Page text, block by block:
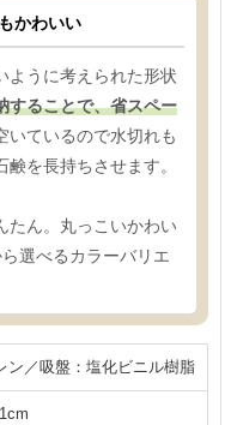
かわいい
ように考えられた形状
することで、省スペー
いているので水切れも
を長持ちさせます。
たん。丸っこいかわい
選べるカラーバリエ
ン／吸盤：塩化ビニル樹脂